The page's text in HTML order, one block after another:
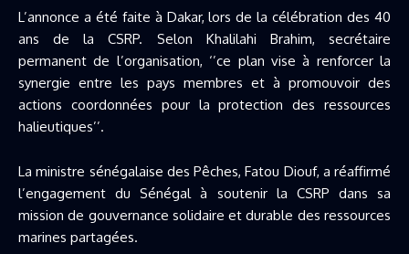
L’annonce a été faite à Dakar, lors de la célébration des 40
ans de la CSRP. Selon Khalilahi Brahim, secrétaire
permanent de l’organisation, ‘’ce plan vise à renforcer la
synergie entre les pays membres et à promouvoir des
actions coordonnées pour la protection des ressources
halieutiques’’.
La ministre sénégalaise des Pêches, Fatou Diouf, a réaffirmé
l’engagement du Sénégal à soutenir la CSRP dans sa
mission de gouvernance solidaire et durable des ressources
marines partagées.